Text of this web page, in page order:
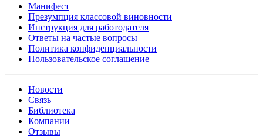
Манифест
Презумпция классовой виновности
Инструкция для работодателя
Ответы на частые вопросы
Политика конфиденциальности
Пользовательское соглашение
Новости
Связь
Библиотека
Компании
Отзывы